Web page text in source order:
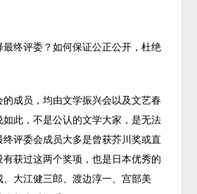
最终评委？如何保证公正公开，杜绝
成员，均由文学振兴会以及文艺春
此，不是公认的文学大家，是无法
评委会成员大多是曾获芥川奖或直
获过这两个奖项，也是日本优秀的
大江健三郎、渡边淳一、宫部美